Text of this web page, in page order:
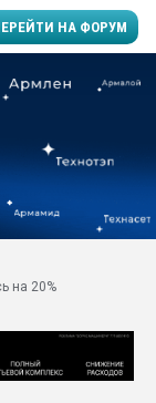
НА ФОРУМ
умельцы изготовили
Продажа готового
производство SPC
ФРП помог
Помощь в подборе
на 20%